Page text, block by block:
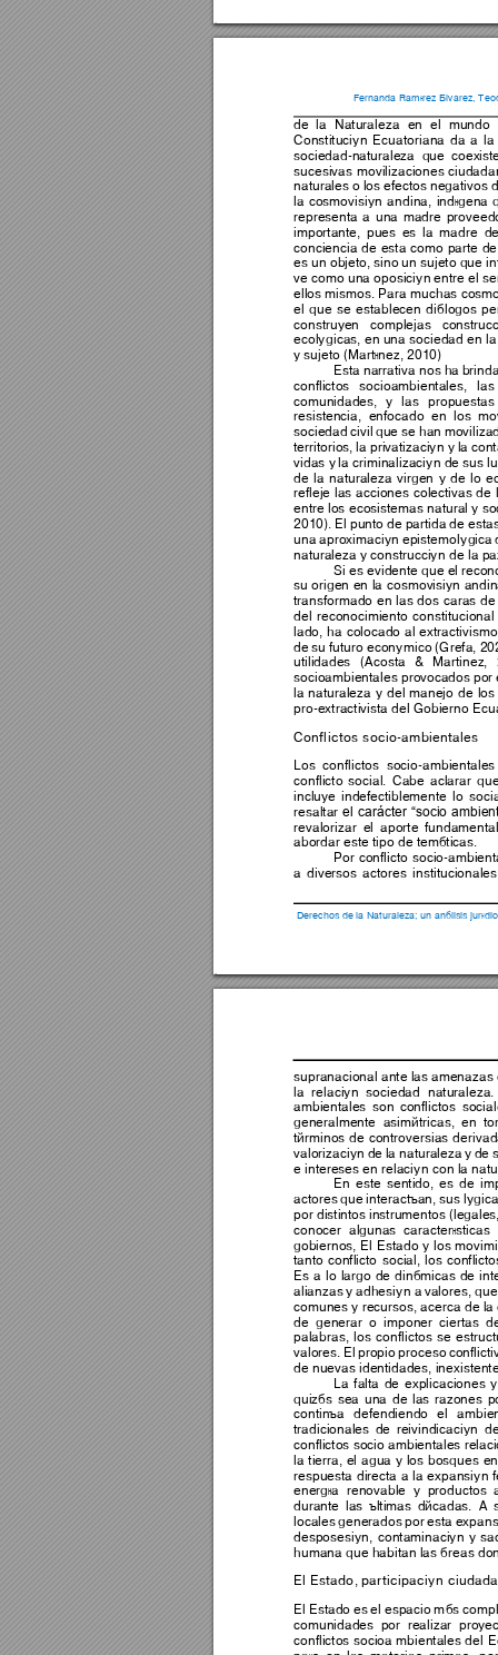
Fernanda Ramírez Álvarez,
Derechos de la Naturaleza; un análisis
de la Naturaleza en el
mundo
Constitución Ecuatoriana da a
la
sociedad-naturaleza
que coex
sucesivas movilizaciones
naturales o los efectos negativos
la cosmovisión andina, indígena
representa a una madre
importante, pues es la madre
conciencia de esta como parte
es un objeto, sino un sujeto que
ve como una oposición entre el
ellos mismos. Para muchas
el que se establecen diálogos
construyen
complejas
ecológicas, en una sociedad en
y sujeto (Martínez, 2010)
Esta narrativa nos ha
conflictos
socioambientales,
las
comunidades,
y las propuestas
resistencia, enfocado en los
sociedad civil que se han
territorios, la privatización y la
vidas y la criminalización de sus
de la naturaleza virgen y de lo
refleje las acciones colectivas de
entre los ecosistemas natural y
2010). El punto de partida de
una aproximación epistemo lógica
naturaleza y construcción de la
Si es evidente que el r
su origen en la cosmovisión
transformado en las dos caras
del reconocimiento constitucional
lado, ha colocado al
de su futuro económico (Grefa, 2
utilidades
(Acosta & Martinez,
socioambientales provocados por
la naturaleza y del manejo de los
pro-extractivista del Gobierno
Conflictos socio-ambientales
Los conflictos socio-amb
conflicto social. Cabe aclarar
incluye indefectiblemente lo
resaltar el carácter “socio a
revalorizar el aporte
abordar este tipo de temáticas.
Por conflicto socio-
a diversos actores
supranacional ante las amenazas
la relación sociedad
naturaleza.
ambientales son conflictos
generalmente asimétricas, en
términos de controversias de
valorización de la naturaleza y de
e intereses en relación con la
En este sentido, es de
actores que interactúan, sus
por distintos instrumentos
conocer algunas características
gobiernos, El Estado y los mo
tanto conflicto social, los
Es a lo largo de dinámicas de
alianzas y adhesión a valores,
comunes y recursos, acerca de la
de generar o imponer ciertas
palabras, los conflictos se
valores. El propio proceso
de nuevas identidades,
La falta de explicaciones
quizás sea una de las razones
continúa
defendiendo el
tradicionales de reivindicación
conflictos socio ambientales relaci
la tierra, el agua y los bosques
respuesta directa a la expansión
energía
renovable y productos
durante
las últimas décadas. A
locales generados por esta
desposesión, contaminación y
humana que habitan las áreas
El Estado, participación
El
Estado es el espacio más
comunidades por realizar
conflictos socioa mbientales del